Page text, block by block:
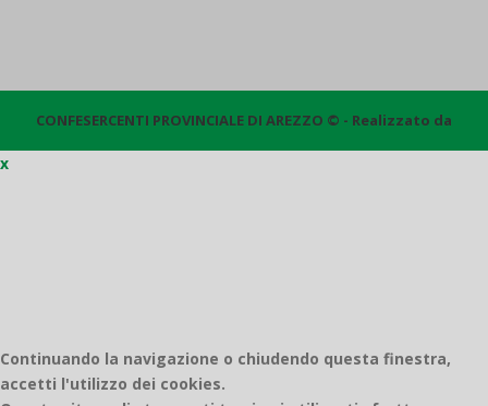
CONFESERCENTI PROVINCIALE DI AREZZO © - Realizzato da
x
Continuando la navigazione o chiudendo questa finestra,
accetti l'utilizzo dei cookies.